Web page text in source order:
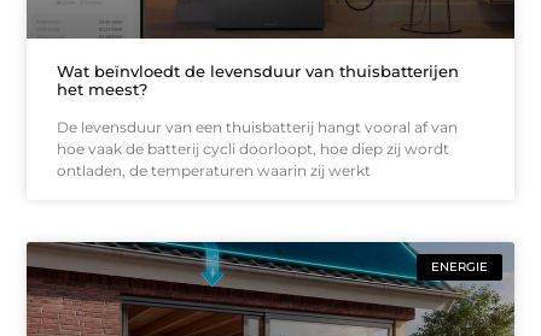
Wat beïnvloedt de levensduur van thuisbatterijen
het meest?
De levensduur van een thuisbatterij hangt vooral af van
hoe vaak de batterij cycli doorloopt, hoe diep zij wordt
ontladen, de temperaturen waarin zij werkt
ENERGIE